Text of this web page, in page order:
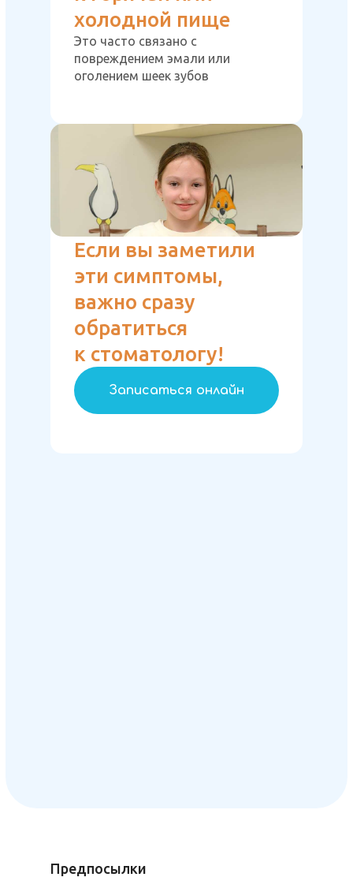
холодной пище
Это часто связано с
повреждением эмали или
оголением шеек зубов
Если вы заметили
эти симптомы,
важно сразу
обратиться
к стоматологу!
Записаться онлайн
Предпосылки